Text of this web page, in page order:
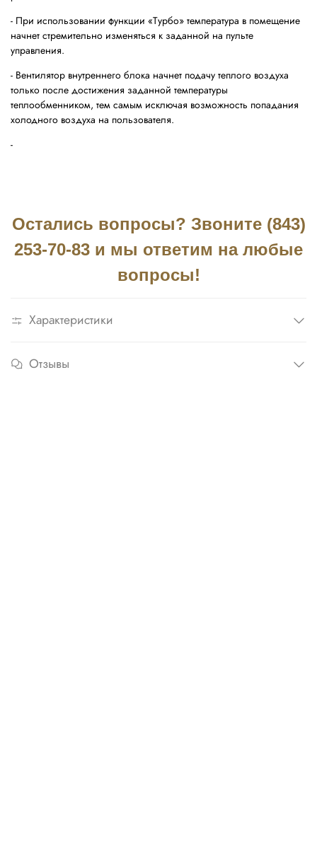
- При использовании функции «Турбо» температура в помещение
начнет стремительно изменяться к заданной на пульте
управления.
- Вентилятор внутреннего блока начнет подачу теплого воздуха
только после достижения заданной температуры
теплообменником, тем самым исключая возможность попадания
холодного воздуха на пользователя.
-
Остались вопросы? Звоните (843)
253-70-83 и мы ответим на любые
вопросы!
Характеристики
Отзывы